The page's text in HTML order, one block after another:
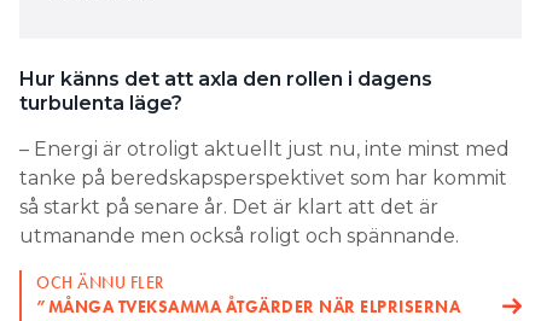
Hur känns det att axla den rollen i dagens
turbulenta läge?
– Energi är otroligt aktuellt just nu, inte minst med
tanke på beredskapsperspektivet som har kommit
så starkt på senare år. Det är klart att det är
utmanande men också roligt och spännande.
OCH ÄNNU FLER
”MÅNGA TVEKSAMMA ÅTGÄRDER NÄR ELPRISERNA